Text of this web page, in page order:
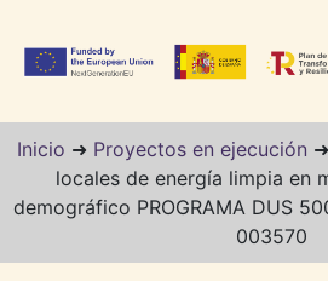
Inicio ➜ Proyectos en ejecución ➜
locales de energía limpia en
demográfico PROGRAMA DUS
003570